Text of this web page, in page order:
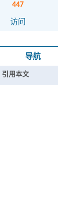
447
访问
导航
引用本文